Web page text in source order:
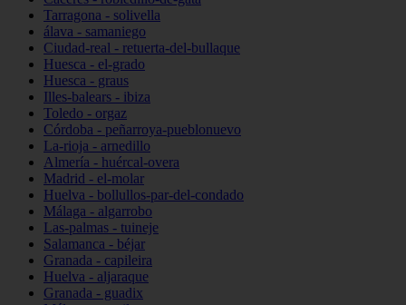
Tarragona - solivella
álava - samaniego
Ciudad-real - retuerta-del-bullaque
Huesca - el-grado
Huesca - graus
Illes-balears - ibiza
Toledo - orgaz
Córdoba - peñarroya-pueblonuevo
La-rioja - arnedillo
Almería - huércal-overa
Madrid - el-molar
Huelva - bollullos-par-del-condado
Málaga - algarrobo
Las-palmas - tuineje
Salamanca - béjar
Granada - capileira
Huelva - aljaraque
Granada - guadix